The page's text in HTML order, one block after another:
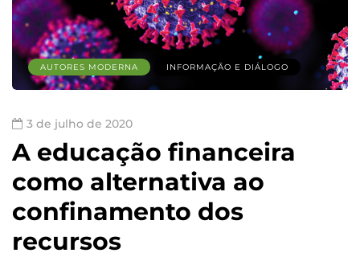
AUTORES MODERNA INFORMAÇÃO E DIÁLOGO
3 de julho de 2020
A educação financeira
como alternativa ao
confinamento dos
recursos